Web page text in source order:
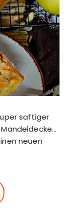
saftiger
neuen